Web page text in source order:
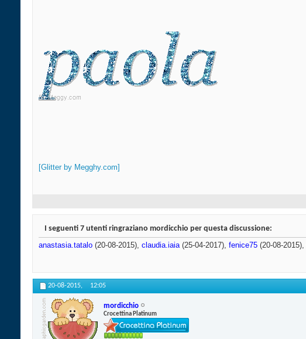
[Glitter by Megghy.com]
I seguenti 7 utenti ringraziano mordicchio per questa discussione:
anastasia.tatalo (20-08-2015), claudia.iaia(25-04-2017), fenice75 (20-08-2015),
20-08-2015, 12:05
mordicchio
Crocettina Platinum